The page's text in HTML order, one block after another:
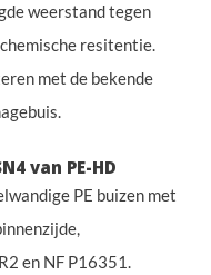
weerstand tegen
resitentie.
met de bekende
van PE-HD
PE buizen met
en NF P16351.